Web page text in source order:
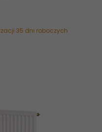
35 dni roboczych